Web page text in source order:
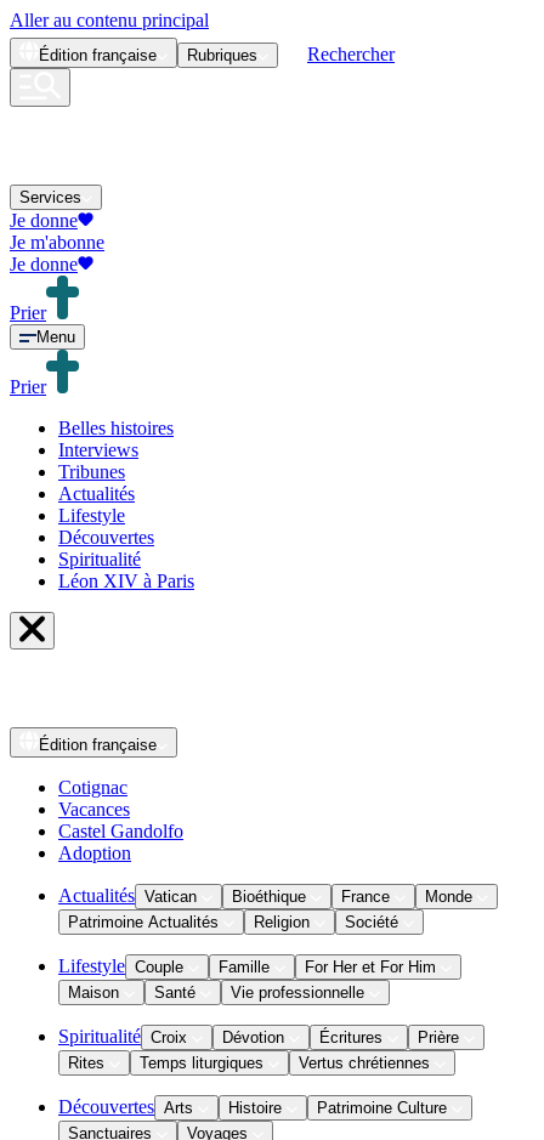
Aller au contenu principal
Édition française Rubriques Rechercher
Services
Je donne
Je m'abonne
Je donne
Prier
Menu
Prier
Belles histoires
Interviews
Tribunes
Actualités
Lifestyle
Découvertes
Spiritualité
Léon XIV à Paris
Édition française
Cotignac
Vacances
Castel Gandolfo
Adoption
Actualités Vatican Bioéthique France
Monde
Patrimoine Actualités
Religion Société
Lifestyle Couple Famille
For Her et For Him
Maison
Santé Vie professionnelle
Spiritualité Croix Dévotion Écritures
Prière
Rites
Temps liturgiques Vertus chrétiennes
Découvertes Arts Histoire
Patrimoine Culture
Sanctuaires
Voyages